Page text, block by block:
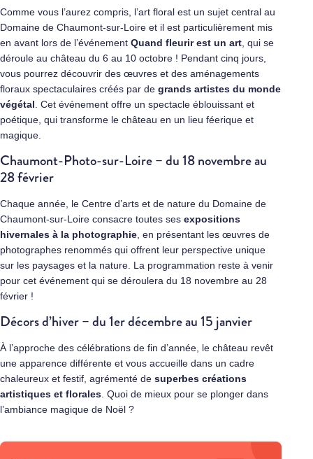
Comme vous l’aurez compris, l’art floral est un sujet central au
Domaine de Chaumont-sur-Loire et il est particulièrement mis
en avant lors de l’événement Quand fleurir est un art, qui se
déroule au château du 6 au 10 octobre ! Pendant cinq jours,
vous pourrez découvrir des œuvres et des aménagements
floraux spectaculaires créés par de grands artistes du monde
végétal. Cet événement offre un spectacle éblouissant et
poétique, qui transforme le château en un lieu féerique et
magique.
Chaumont-Photo-sur-Loire – du 18 novembre au
28 février
Chaque année, le Centre d’arts et de nature du Domaine de
Chaumont-sur-Loire consacre toutes ses expositions
hivernales à la photographie, en présentant les œuvres de
photographes renommés qui offrent leur perspective unique
sur les paysages et la nature. La programmation reste à venir
pour cet événement qui se déroulera du 18 novembre au 28
février !
Décors d’hiver – du 1er décembre au 15 janvier
À l’approche des célébrations de fin d’année, le château revêt
une apparence différente et vous accueille dans un cadre
chaleureux et festif, agrémenté de superbes créations
artistiques et florales. Quoi de mieux pour se plonger dans
l’ambiance magique de Noël ?